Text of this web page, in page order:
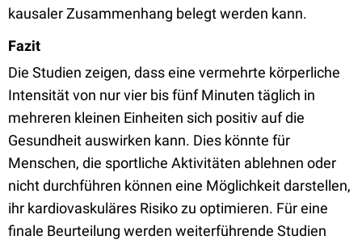
kausaler Zusammenhang belegt werden kann.
Fazit
Die Studien zeigen, dass eine vermehrte körperliche
Intensität von nur vier bis fünf Minuten täglich in
mehreren kleinen Einheiten sich positiv auf die
Gesundheit auswirken kann. Dies könnte für
Menschen, die sportliche Aktivitäten ablehnen oder
nicht durchführen können eine Möglichkeit darstellen,
ihr kardiovaskuläres Risiko zu optimieren. Für eine
finale Beurteilung werden weiterführende Studien